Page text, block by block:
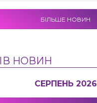
БІЛЬШЕ НОВИН
НОВИН
СЕРПЕНЬ 2026